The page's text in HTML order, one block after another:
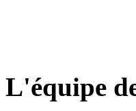
L'équipe